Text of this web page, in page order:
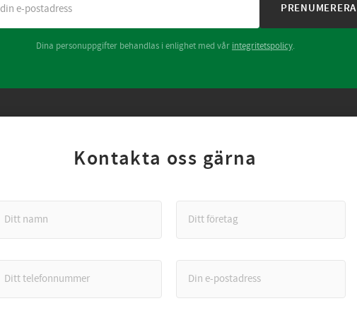
PRENUMERERA
Dina personuppgifter behandlas i enlighet med vår integritetspolicy.
Kontakta oss gärna